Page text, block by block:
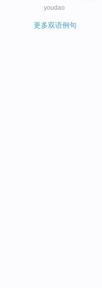
youdao
更多双语例句